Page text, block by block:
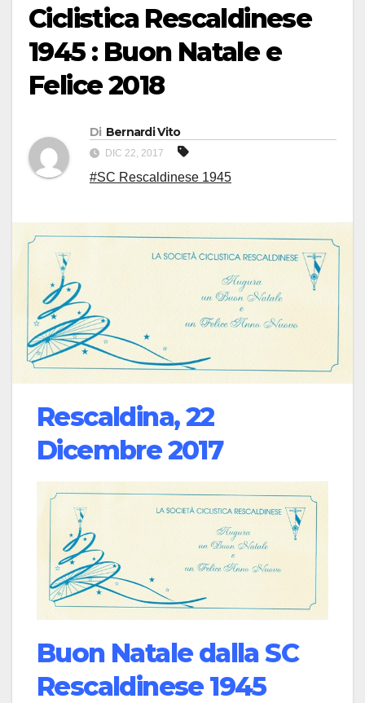
Ciclistica Rescaldinese
1945 : Buon Natale e
Felice 2018
Di Bernardi Vito
DIC 22, 2017
#SC Rescaldinese 1945
Rescaldina, 22
Dicembre 2017
Buon Natale dalla SC
Rescaldinese 1945